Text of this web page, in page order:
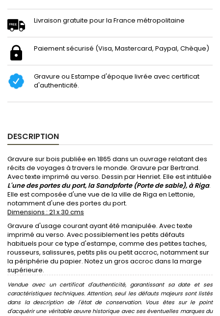
Livraison gratuite pour la France métropolitaine
Paiement sécurisé (Visa, Mastercard, Paypal, Chèque)
Gravure ou Estampe d'époque livrée avec certificat
d'authenticité.
DESCRIPTION
Gravure sur bois publiée en 1865 dans un ouvrage relatant des
récits de voyages à travers le monde. Gravure par Bertrand.
Avec texte imprimé au verso. Dessin par Henriet. Elle est intitulée
L'une des portes du port, la Sandpforte (Porte de sable), à Riga.
Elle est composée d'une vue de la ville de Riga en Lettonie,
notamment d'une des portes du port.
Dimensions : 21 x 30 cms
Gravure d'usage courant ayant été manipulée. Avec texte
imprimé au verso. Avec possiblement les petits défauts
habituels pour ce type d'estampe, comme des petites taches,
rousseurs, salissures, petits plis ou petit accroc, notamment sur
la périphérie du papier. Notez un gros accroc dans la marge
supérieure.
Vendue avec un certificat d'authenticité, garantissant sa date et ses
caractéristiques techniques. Attention, seul les défauts majeurs sont listés
dans la description de l'état de conservation. Vous êtes sur le point
d'acquérir une véritable œuvre historique avec ses éventuelles marques du